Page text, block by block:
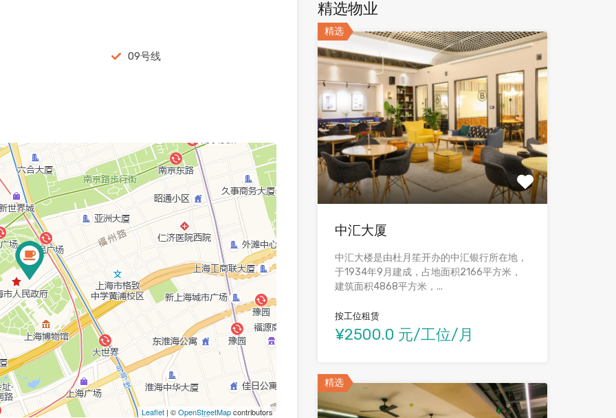
09号线
Leaflet| ©OpenStreetMapcontributors
精选物业
精选
中汇大厦
中汇大楼是由杜月笙开办的中汇银行所在地，
于1934年9月建成，占地面积2166平方米，
建筑面积4868平方米，...
按工位租赁
¥2500.0 元/工位/月
精选